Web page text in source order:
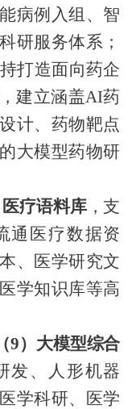
病例入组、智
研服务体系；
持打造面向药企
建立涵盖AI药
计、药物靶点
大模型药物研
疗语料库，支
通医疗数据资
、医学研究文
学知识库等高
9）大模型综合
发、人形机器
学科研、医学